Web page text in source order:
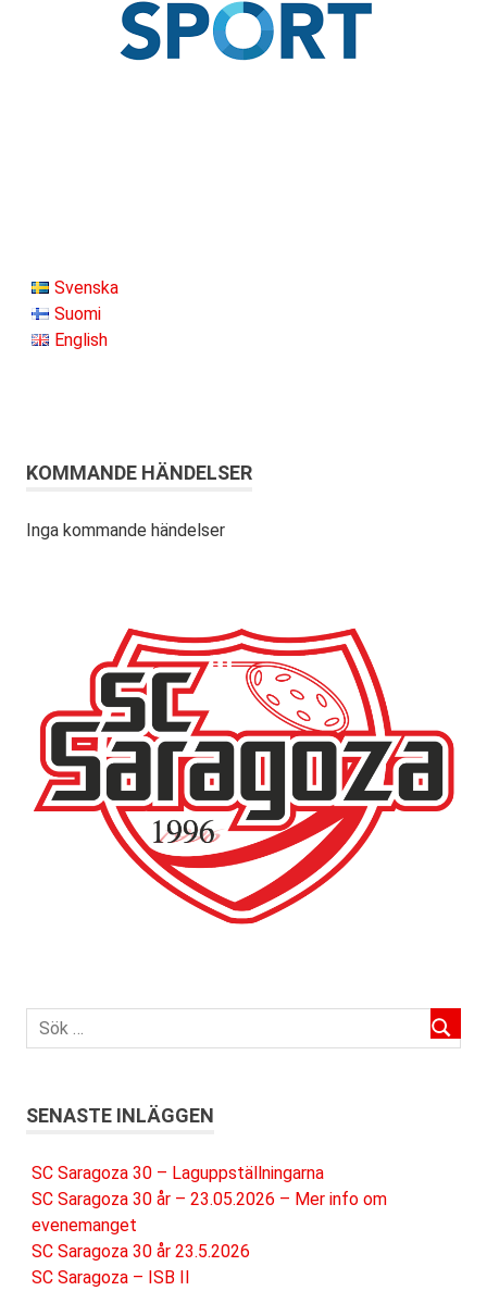
Svenska
Suomi
English
KOMMANDE HÄNDELSER
Inga kommande händelser
SENASTE INLÄGGEN
SC Saragoza 30 – Laguppställningarna
SC Saragoza 30 år – 23.05.2026 – Mer info om
evenemanget
SC Saragoza 30 år 23.5.2026
SC Saragoza – ISB II